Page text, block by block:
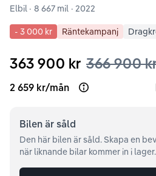
Elbil · 8 667 mil · 2022
- 3 000 kr Räntekampanj
363 900 kr 366 900
2 659 kr/mån Open loan
Bilen är såld
Den här bilen är såld. Skapa en
när liknande bilar kommer in i lager.